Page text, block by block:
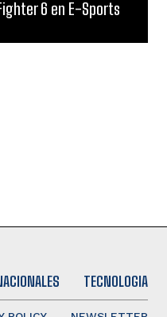
6 en E-Sports
TECNOLOGIA